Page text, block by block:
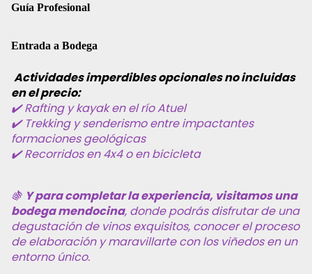
Guía Profesional
Entrada a Bodega
Actividades imperdibles opcionales no incluidas
en el precio:
✔️ Rafting y kayak en el río Atuel
✔️ Trekking y senderismo entre impactantes
formaciones geológicas
✔️ Recorridos en 4x4 o en bicicleta
🍇 Y para completar la experiencia, visitamos una
bodega mendocina, donde podrás disfrutar de una
degustación de vinos exquisitos, conocer el proceso
de elaboración y maravillarte con los viñedos en un
entorno único.